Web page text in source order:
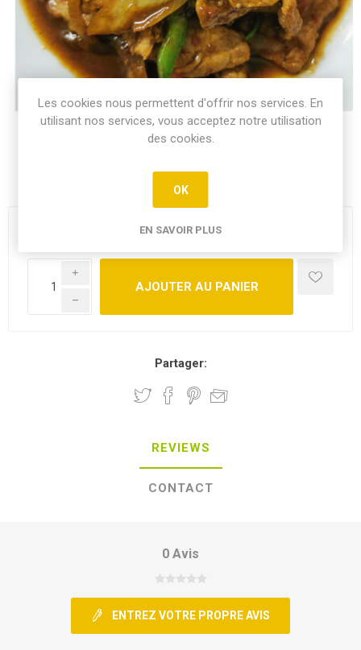
thai
14,90€
i
h
Partager:
REVIEWS
CONTACT
0 Avis
ENTREZ VOTRE PROPRE AVIS
Les cookies nous permettent d'offrir nos services. En
utilisant nos services, vous acceptez notre utilisation
des cookies.
OK
EN SAVOIR PLUS